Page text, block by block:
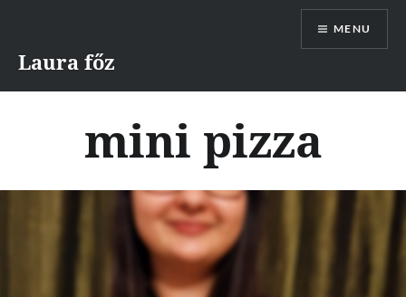
content
Laura főz
MENU
mini pizza